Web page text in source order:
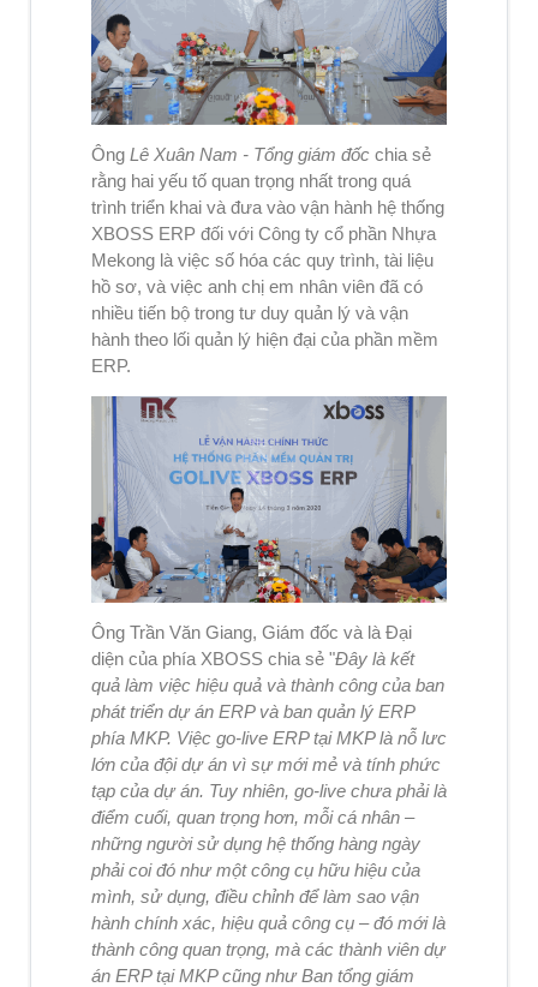
Ông Lê Xuân Nam - Tổng giám đốc chia sẻ
rằng hai yếu tố quan trọng nhất trong quá
trình triển khai và đưa vào vận hành hệ thống
XBOSS ERP đối với Công ty cổ phần Nhựa
Mekong là việc số hóa các quy trình, tài liệu
hồ sơ, và việc anh chị em nhân viên đã có
nhiều tiến bộ trong tư duy quản lý và vận
hành theo lối quản lý hiện đại của phần mềm
ERP.
Ông Trần Văn Giang, Giám đốc và là Đại
diện của phía XBOSS chia sẻ "Đây là kết
quả làm việc hiệu quả và thành công của ban
phát triển dự án ERP và ban quản lý ERP
phía MKP. Việc go-live ERP tại MKP là nỗ lưc
lớn của đội dự án vì sự mới mẻ và tính phức
tạp của dự án. Tuy nhiên, go-live chưa phải là
điểm cuối, quan trọng hơn, mỗi cá nhân –
những người sử dụng hệ thống hàng ngày
phải coi đó như một công cụ hữu hiệu của
mình, sử dụng, điều chỉnh để làm sao vận
hành chính xác, hiệu quả công cụ – đó mới là
thành công quan trọng, mà các thành viên dự
án ERP tại MKP cũng như Ban tổng giám